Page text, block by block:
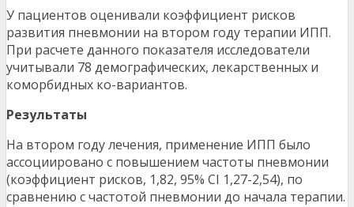
У пациентов оценивали коэффициент рисков
развития пневмонии на втором году терапии ИПП.
При расчете данного показателя исследователи
учитывали 78 демографических, лекарственных и
коморбидных ко-вариантов.
Результаты
На втором году лечения, применение ИПП было
ассоциировано с повышением частоты пневмонии
(коэффициент рисков, 1,82, 95% CI 1,27-2,54), по
сравнению с частотой пневмонии до начала терапии.